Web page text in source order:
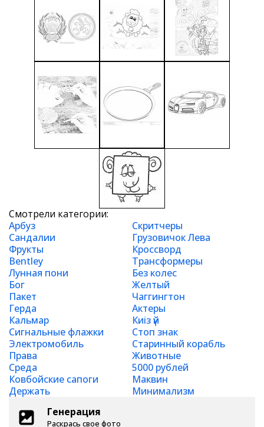
Смотрели категории:
Арбуз
Скритчеры
Сандалии
Грузовичок Лева
Фрукты
Кроссворд
Bentley
Трансформеры
Лунная пони
Без колес
Бог
Желтый
Пакет
Чаггингтон
Герда
Актеры
Кальмар
Киіз үй
Сигнальные флажки
Стоп знак
Электромобиль
Старинный корабль
Права
Животные
Среда
5000 рублей
Ковбойские сапоги
Маквин
Держать
Минимализм
Генерация
Раскрась свое фото